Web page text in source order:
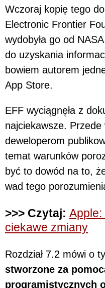
Wczoraj kopię tego
Electronic Frontier
wydobyła go od
do uzyskania
bowiem autorem
App Store.
EFF wyciągnęła z
najciekawsze.
deweloperom
temat warunków
być to dowód na to,
wad tego
>>> Czytaj:
ciekawe zmiany
Rozdział 7.2 mówi o
stworzone za
programistycznych